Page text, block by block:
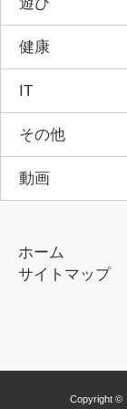
健康
IT
その他
動画
ホーム
サイトマップ
Copyright ©